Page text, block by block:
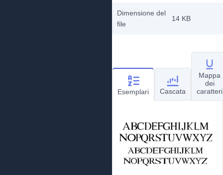
Dimensione del
file
14 KB
Esemplari Cascata
Mappa
dei
caratteri